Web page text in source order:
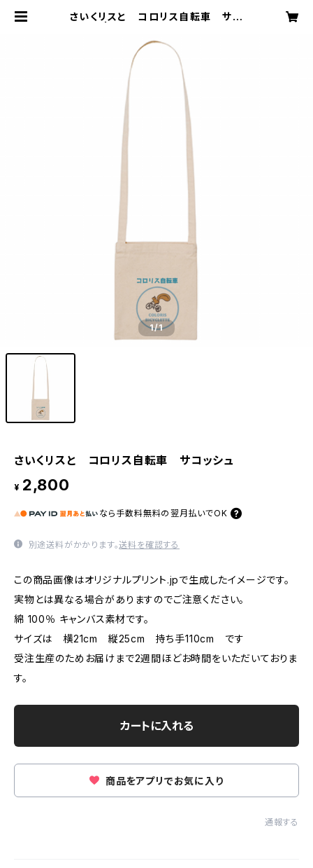
さいくリスと コロリス自転車 サコ
ロリス自転車 ）
1/1
さいくリスと コロリス自転車 サコッシュ
¥ 2,800
なら 手数料無料の 翌月払いでOK
別途送料がかかります。送料を確認する
この商品画像はオリジナルプリント.jpで生成したイメージです。
実物とは異なる場合がありますのでご注意ください。
綿 100％ キャンバス素材です。
サイズは 横21cm 縦25cm 持ち手110cm です
受注生産のためお届けまで2週間ほどお時間をいただいておりま
す。
カートに入れる
商品をアプリでお気に入り
通報する